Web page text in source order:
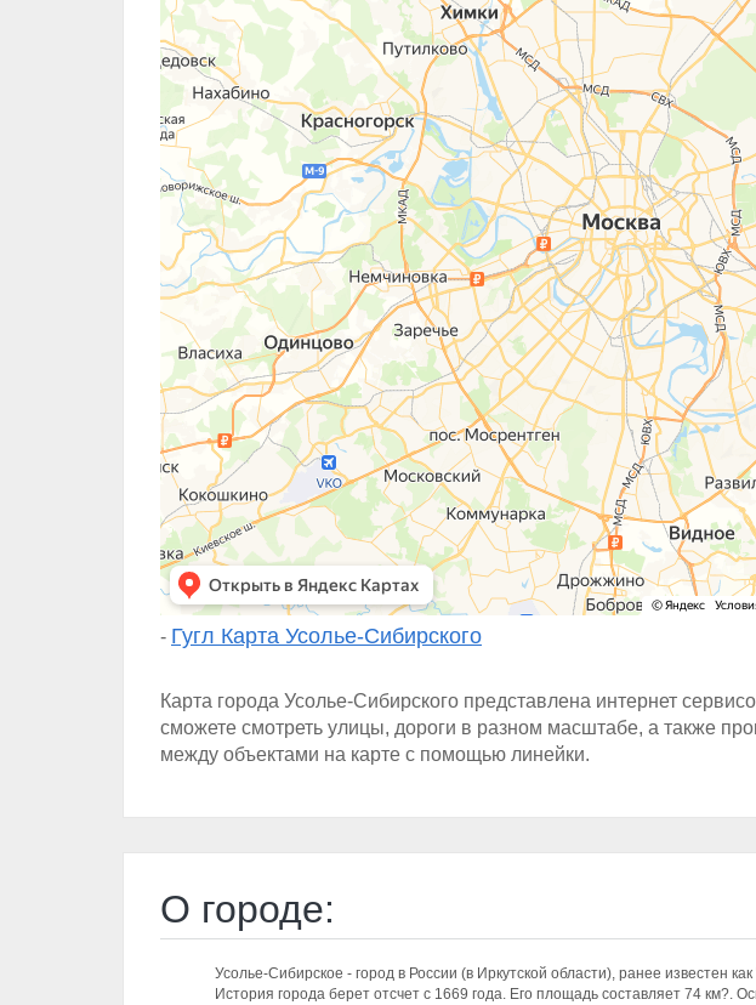
- Гугл Карта Усолье-Сибирского
Карта города Усолье-Сибирского представлена интернет
сможете смотреть улицы, дороги в разном масштабе, а также
между объектами на карте с помощью линейки.
О городе:
Усолье-Сибирское - город в России (в Иркутской области), ранее известен
История города берет отсчет с 1669 года. Его площадь составляет 74